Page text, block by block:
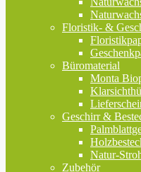
Floristik- &
Büromaterial
Monta
Geschirr &
Natur-
Zubehör